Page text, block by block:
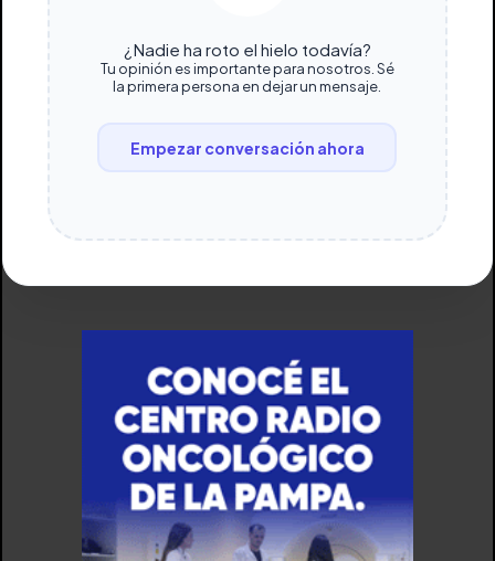
¿Nadie ha roto el hielo todavía?
Tu opinión es importante para nosotros. Sé
la primera persona en dejar un mensaje.
Empezar conversación ahora